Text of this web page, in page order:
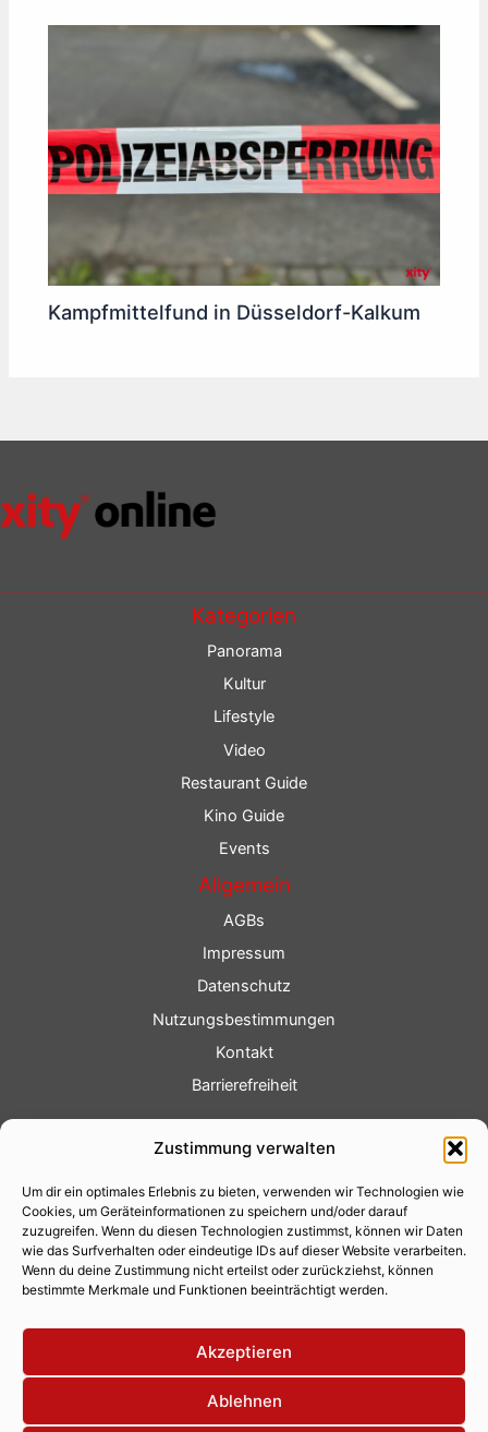
Zustimmung verwalten
Um dir ein optimales Erlebnis zu bieten, verwenden wir Technologien wie
Cookies, um Geräteinformationen zu speichern und/oder darauf
zuzugreifen. Wenn du diesen Technologien zustimmst, können wir Daten
wie das Surfverhalten oder eindeutige IDs auf dieser Website verarbeiten.
Wenn du deine Zustimmung nicht erteilst oder zurückziehst, können
bestimmte Merkmale und Funktionen beeinträchtigt werden.
Akzeptieren
Ablehnen
Kampfmittelfund in Düsseldorf-Kalkum
Kategorien
Panorama
Kultur
Lifestyle
Video
Restaurant Guide
Kino Guide
Events
Allgemein
AGBs
Impressum
Datenschutz
Nutzungsbestimmungen
Kontakt
Barrierefreiheit
Fotoservice
Videoservice
Werbung
Contenterstellung
Lokalnachrichten
Lokalfernsehen
Eventkalender